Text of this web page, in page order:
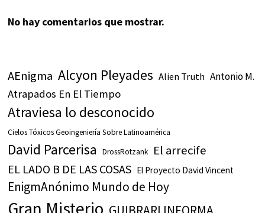
No hay comentarios que mostrar.
AEnigma Alcyon Pleyades Alien Truth Antonio M.
Atrapados En El Tiempo
Atraviesa lo desconocido
Cielos Tóxicos Geoingeniería Sobre Latinoamérica
David Parcerisa DrossRotzank El arrecife
EL LADO B DE LAS COSAS El Proyecto David Vincent
EnigmAnónimo Mundo de Hoy
Gran Misterio